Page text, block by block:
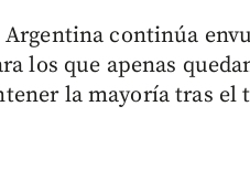
continúa
los que apenas
la mayoría tras el